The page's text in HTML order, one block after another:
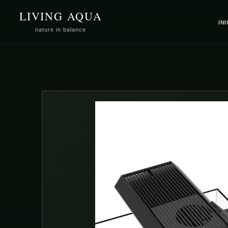
PARA O
CONTEÚDO
LIVING AQUA
nature in balance
SALTAR